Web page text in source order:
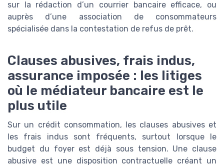
sur la rédaction d’un courrier bancaire efficace, ou
auprès d’une association de consommateurs
spécialisée dans la contestation de refus de prêt.
Clauses abusives, frais indus,
assurance imposée : les litiges
où le médiateur bancaire est le
plus utile
Sur un crédit consommation, les clauses abusives et
les frais indus sont fréquents, surtout lorsque le
budget du foyer est déjà sous tension. Une clause
abusive est une disposition contractuelle créant un